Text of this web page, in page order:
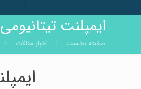
ايمپلنت
صفحه نخست اخبار مقالات